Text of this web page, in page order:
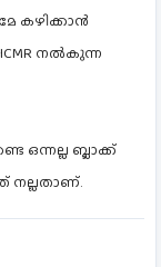
കഴിക്കാൻ
നൽകുന്ന
ഒന്നല്ല ബ്ലാക്ക്